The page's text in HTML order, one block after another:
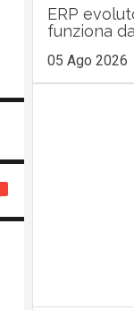
ERP
funziona
05 Ago 2026